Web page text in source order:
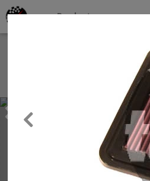
Clients
Productos por